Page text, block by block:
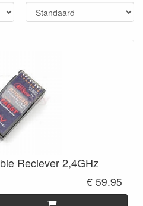
Reciever 2,4GHz
€ 59.95